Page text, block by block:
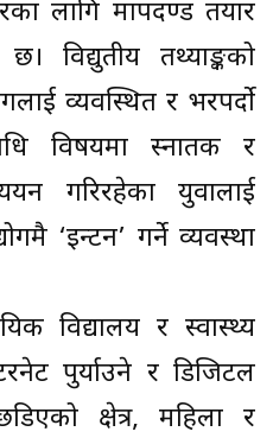
लागि मापदण्ड तयार
विद्युतीय तथ्याङ्कको
व्यवस्थित र भरपर्दो
विषयमा स्नातक र
गरिरहेका युवालाई
‘इन्टन’ गर्ने व्यवस्था
विद्यालय र स्वास्थ्य
पुर्याउने र डिजिटल
क्षेत्र, महिला र